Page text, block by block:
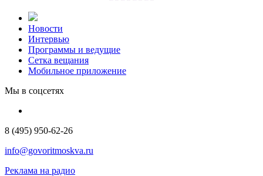
Новости
Интервью
Программы и ведущие
Сетка вещания
Мобильное приложение
Мы в соцсетях
8 (495) 950-62-26
info@govoritmoskva.ru
Реклама на радио